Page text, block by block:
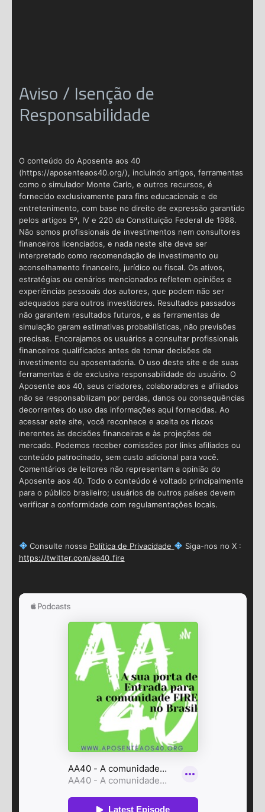
Aviso / Isenção de
Responsabilidade
O conteúdo do Aposente aos 40
(https://aposenteaos40.org/), incluindo artigos, ferramentas
como o simulador Monte Carlo, e outros recursos, é
fornecido exclusivamente para fins educacionais e de
entretenimento, com base no direito de expressão garantido
pelos artigos 5º, IV e 220 da Constituição Federal de 1988.
Não somos profissionais de investimentos nem consultores
financeiros licenciados, e nada neste site deve ser
interpretado como recomendação de investimento ou
aconselhamento financeiro, jurídico ou fiscal. Os ativos,
estratégias ou cenários mencionados refletem opiniões e
experiências pessoais dos autores, que podem não ser
adequados para outros investidores. Resultados passados
não garantem resultados futuros, e as ferramentas de
simulação geram estimativas probabilísticas, não previsões
precisas. Encorajamos os usuários a consultar profissionais
financeiros qualificados antes de tomar decisões de
investimento ou aposentadoria. O uso deste site e de suas
ferramentas é de exclusiva responsabilidade do usuário. O
Aposente aos 40, seus criadores, colaboradores e afiliados
não se responsabilizam por perdas, danos ou consequências
decorrentes do uso das informações aqui fornecidas. Ao
acessar este site, você reconhece e aceita os riscos
inerentes às decisões financeiras e às projeções de
mercado. Podemos receber comissões por links afiliados ou
conteúdo patrocinado, sem custo adicional para você.
Comentários de leitores não representam a opinião do
Aposente aos 40. Todo o conteúdo é voltado principalmente
para o público brasileiro; usuários de outros países devem
verificar a conformidade com regulamentações locais.
Consulte nossa Política de Privacidade
Siga-nos no X :
https://twitter.com/aa40_fire